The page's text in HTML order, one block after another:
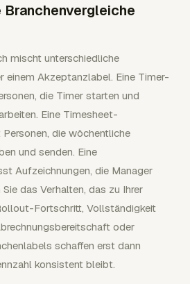
Branchenvergleiche
mischt unterschiedliche
einem Akzeptanzlabel. Eine Timer-
die Timer starten und
Eine Timesheet-
die wöchentliche
und senden. Eine
Aufzeichnungen, die Manager
das Verhalten, das zu Ihrer
Fortschritt, Vollständigkeit
oder
schaffen erst dann
konsistent bleibt.